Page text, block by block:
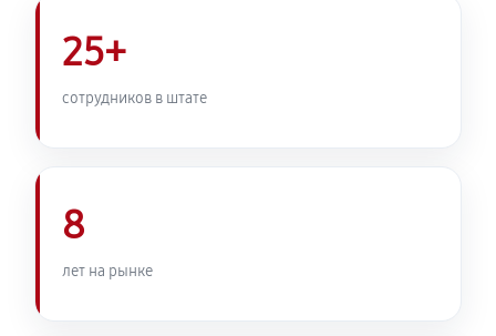
Ремонт кофемолки кофемашины Nivona
CafeRomatica NICR 930
740 руб
25+
сотрудников в штате
8
лет на рынке